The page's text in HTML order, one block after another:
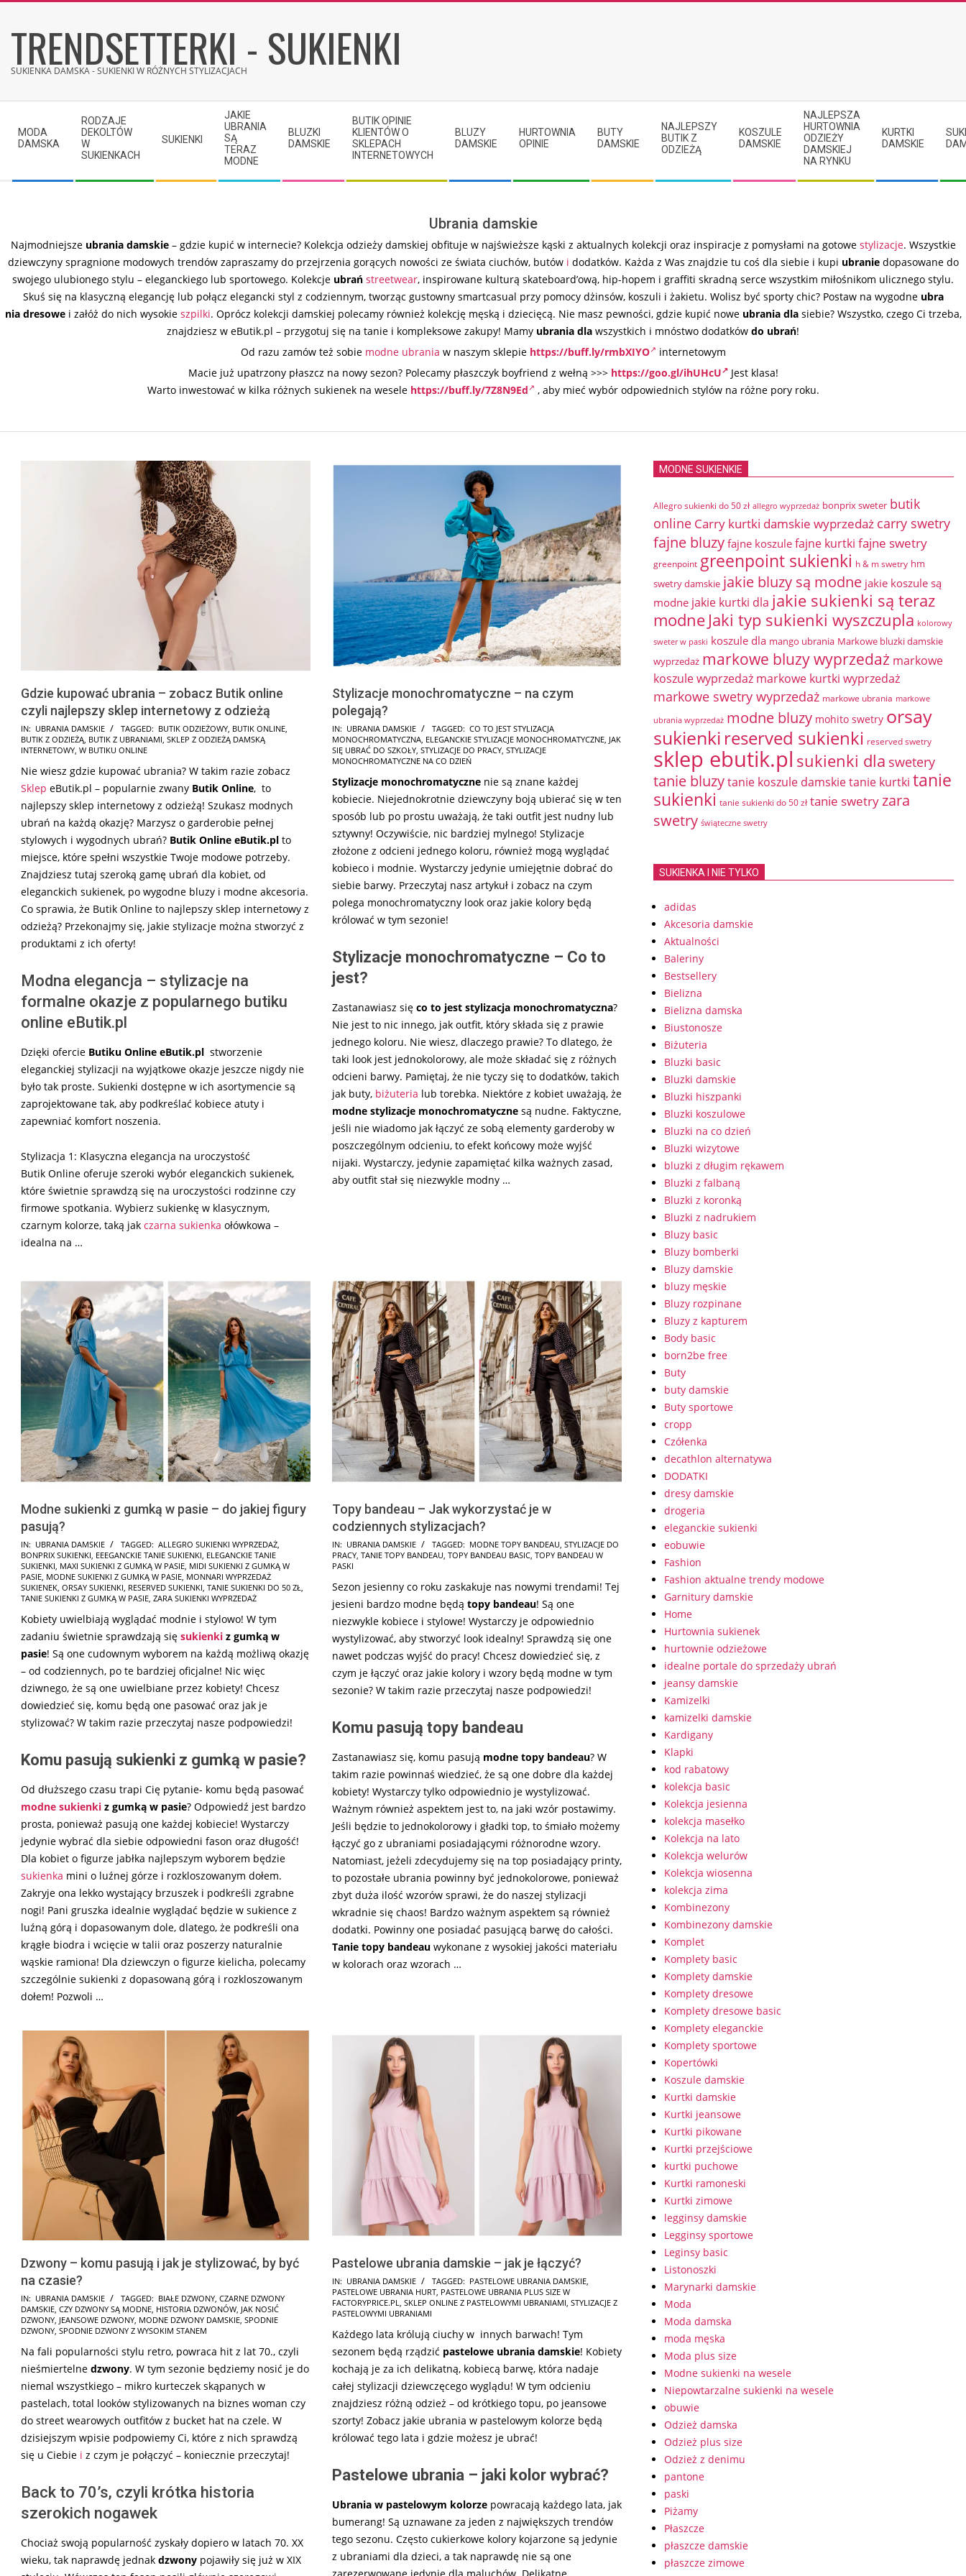
content
TRENDSETTERKI - SUKIENKI
SUKIENKA DAMSKA - SUKIENKI W RÓŻNYCH STYLIZACJACH
Navigation
Menu
MODA
DAMSKA
RODZAJE
DEKOLTÓW
W
SUKIENKACH
SUKIENKI
JAKIE
UBRANIA
SĄ
TERAZ
MODNE
BLUZKI
DAMSKIE
BUTIK OPINIE
KLIENTÓW O
SKLEPACH
INTERNETOWYCH
BLUZY
DAMSKIE
HURTOWNIA
OPINIE
BUTY
DAMSKIE
NAJLEPSZY
BUTIK Z
ODZIEŻĄ
KOSZULE
DAMSKIE
NAJLEPSZA
HURTOWNIA
ODZIEŻY
DAMSKIEJ
NA RYNKU
KURTKI
DAMSKIE
Ubrania damskie
Najmodniejsze ubrania damskie– gdzie kupić w internecie? Kolekcja odzieży damskiej obfituje w najświeższe kąski z aktualnych kolekcji oraz inspiracje z pomysłami na gotowe stylizacje. Wszystkie
dziewczyny spragnione modowych trendów zapraszamy do przejrzenia gorących nowości ze świata ciuchów, butów i dodatków. Każda z Was znajdzie tu coś dla siebie i kupi ubraniedopasowane do
swojego ulubionego stylu – eleganckiego lub sportowego. Kolekcje ubrań streetwear, inspirowane kulturą skateboard’ową, hip-hopem i graffiti skradną serce wszystkim miłośnikom ulicznego stylu.
Skuś się na klasyczną elegancję lub połącz elegancki styl z codziennym, tworząc gustowny smartcasual przy pomocy dżinsów, koszuli i żakietu. Wolisz być sporty chic? Postaw na wygodne ubra
nia dresowei załóż do nich wysokie szpilki. Oprócz kolekcji damskiej polecamy również kolekcję męską i dziecięcą. Nie masz pewności, gdzie kupić nowe ubrania dlasiebie? Wszystko, czego Ci trzeba,
znajdziesz w eButik.pl – przygotuj się na tanie i kompleksowe zakupy! Mamy ubrania dla wszystkich i mnóstwo dodatków do ubrań!
Od razu zamów też sobie modne ubrania w naszym sklepie https://buff.ly/rmbXIYO
internetowym
Macie już upatrzony płaszcz na nowy sezon? Polecamy płaszczyk boyfriend z wełną >>> https://goo.gl/ihUHcU Jest klasa!
Warto inwestować w kilka różnych sukienek na wesele https://buff.ly/7Z8N9Ed , aby mieć wybór odpowiednich stylów na różne pory roku.
Gdzie kupować ubrania – zobacz Butik online
czyli najlepszy sklep internetowy z odzieżą
2025-
12-
IN: UBRANIA DAMSKIE TAGGED: BUTIK ODZIEŻOWY, BUTIK ONLINE,
BUTIK Z ODZIEŻĄ, BUTIK Z UBRANIAMI, SKLEP Z ODZIEŻĄ DAMSKĄ
INTERNETOWY, W BUTIKU ONLINE
Nie wiesz gdzie kupować ubrania? W takim razie zobacz
Sklep eButik.pl – popularnie zwany Butik Online, to
najlepszy sklep internetowy z odzieżą! Szukasz modnych
ubrań na każdą okazję? Marzysz o garderobie pełnej
stylowych i wygodnych ubrań? Butik Online eButik.pl to
miejsce, które spełni wszystkie Twoje modowe potrzeby.
Znajdziesz tutaj szeroką gamę ubrań dla kobiet, od
eleganckich sukienek, po wygodne bluzy i modne akcesoria.
Co sprawia, że Butik Online to najlepszy sklep internetowy z
odzieżą? Przekonajmy się, jakie stylizacje można stworzyć z
produktami z ich oferty!
Modna elegancja – stylizacje na
formalne okazje z popularnego butiku
online eButik.pl
Dzięki ofercie Butiku Online eButik.pl stworzenie
eleganckiej stylizacji na wyjątkowe okazje jeszcze nigdy nie
było tak proste. Sukienki dostępne w ich asortymencie są
zaprojektowane tak, aby podkreślać kobiece atuty i
zapewniać komfort noszenia.
Stylizacja 1: Klasyczna elegancja na uroczystość
Butik Online oferuje szeroki wybór eleganckich sukienek,
które świetnie sprawdzą się na uroczystości rodzinne czy
firmowe spotkania. Wybierz sukienkę w klasycznym,
czarnym kolorze, taką jak czarna sukienka ołówkowa –
idealna na …
Stylizacje monochromatyczne – na czym
polegają?
2025-
08-
18
IN: UBRANIA DAMSKIE TAGGED: CO TO JEST STYLIZACJA
MONOCHROMATYCZNA, ELEGANCKIE STYLIZACJE MONOCHROMATYCZNE, JAK
SIĘ UBRAĆ DO SZKOŁY, STYLIZACJE DO PRACY, STYLIZACJE
MONOCHROMATYCZNE NA CO DZIEŃ
Stylizacje monochromatyczne nie są znane każdej
kobiecie. Niejednokrotnie dziewczyny boją ubierać się w ten
sposób lub po prostu uważają, że taki outfit jest nudny lub
sztywny! Oczywiście, nic bardziej mylnego! Stylizacje
złożone z odcieni jednego koloru, również mogą wyglądać
kobieco i modnie. Wystarczy jedynie umiejętnie dobrać do
siebie barwy. Przeczytaj nasz artykuł i zobacz na czym
polega monochromatyczny look oraz jakie kolory będą
królować w tym sezonie!
Stylizacje monochromatyczne – Co to
jest?
Zastanawiasz się co to jest stylizacja monochromatyczna?
Nie jest to nic innego, jak outfit, który składa się z prawie
jednego koloru. Nie wiesz, dlaczego prawie? To dlatego, że
taki look jest jednokolorowy, ale może składać się z różnych
odcieni barwy. Pamiętaj, że nie tyczy się to dodatków, takich
jak buty, biżuteria lub torebka. Niektóre z kobiet uważają, że
modne stylizacje monochromatyczne są nudne. Faktyczne,
jeśli nie wiadomo jak łączyć ze sobą elementy garderoby w
poszczególnym odcieniu, to efekt końcowy może wyjść
nijaki. Wystarczy, jedynie zapamiętać kilka ważnych zasad,
aby outfit stał się niezwykle modny …
Modne sukienki z gumką w pasie – do jakiej figury
pasują?
2025-
08-
16
IN: UBRANIA DAMSKIE TAGGED: ALLEGRO SUKIENKI WYPRZEDAŻ,
BONPRIX SUKIENKI, EEEGANCKIE TANIE SUKIENKI, ELEGANCKIE TANIE
SUKIENKI, MAXI SUKIENKI Z GUMKĄ W PASIE, MIDI SUKIENKI Z GUMKĄ W
PASIE, MODNE SUKIENKI Z GUMKĄ W PASIE, MONNARI WYPRZEDAŻ
SUKIENEK, ORSAY SUKIENKI, RESERVED SUKIENKI, TANIE SUKIENKI DO 50 ZŁ,
TANIE SUKIENKI Z GUMKĄ W PASIE, ZARA SUKIENKI WYPRZEDAŻ
Kobiety uwielbiają wyglądać modnie i stylowo! W tym
zadaniu świetnie sprawdzają się sukienki z gumką w
pasie! Są one cudownym wyborem na każdą możliwą okazję
– od codziennych, po te bardziej oficjalne! Nic więc
dziwnego, że są one uwielbiane przez kobiety! Chcesz
dowiedzieć się, komu będą one pasować oraz jak je
stylizować? W takim razie przeczytaj nasze podpowiedzi!
Komu pasują sukienki z gumką w pasie?
Od dłuższego czasu trapi Cię pytanie- komu będą pasować
modne sukienki z gumką w pasie? Odpowiedź jest bardzo
prosta, ponieważ pasują one każdej kobiecie! Wystarczy
jedynie wybrać dla siebie odpowiedni fason oraz długość!
Dla kobiet o figurze jabłka najlepszym wyborem będzie
sukienka mini o luźnej górze i rozkloszowanym dołem.
Zakryje ona lekko wystający brzuszek i podkreśli zgrabne
nogi! Pani gruszka idealnie wyglądać będzie w sukience z
luźną górą i dopasowanym dole, dlatego, że podkreśli ona
krągłe biodra i wcięcie w talii oraz poszerzy naturalnie
wąskie ramiona! Dla dziewczyn o figurze kielicha, polecamy
szczególnie sukienki z dopasowaną górą i rozkloszowanym
dołem! Pozwoli …
Topy bandeau – Jak wykorzystać je w
codziennych stylizacjach?
2025-
08-
IN: UBRANIA DAMSKIE TAGGED: MODNE TOPY BANDEAU, STYLIZACJE DO
PRACY, TANIE TOPY BANDEAU, TOPY BANDEAU BASIC, TOPY BANDEAU W
PASKI
Sezon jesienny co roku zaskakuje nas nowymi trendami! Tej
jesieni bardzo modne będą topy bandeau! Są one
niezwykle kobiece i stylowe! Wystarczy je odpowiednio
wystylizować, aby stworzyć look idealny! Sprawdzą się one
nawet podczas wyjść do pracy! Chcesz dowiedzieć się, z
czym je łączyć oraz jakie kolory i wzory będą modne w tym
sezonie? W takim razie przeczytaj nasze podpowiedzi!
Komu pasują topy bandeau
Zastanawiasz się, komu pasują modne topy bandeau? W
takim razie powinnaś wiedzieć, że są one dobre dla każdej
kobiety! Wystarczy tylko odpowiednio je wystylizować.
Ważnym również aspektem jest to, na jaki wzór postawimy.
Jeśli będzie to jednokolorowy i gładki top, to śmiało możemy
łączyć go z ubraniami posiadającymi różnorodne wzory.
Natomiast, jeżeli zdecydujemy się na top posiadający printy,
to pozostałe ubrania powinny być jednokolorowe, ponieważ
zbyt duża ilość wzorów sprawi, że do naszej stylizacji
wkradnie się chaos! Bardzo ważnym aspektem są również
dodatki. Powinny one posiadać pasującą barwę do całości.
Tanie topy bandeau wykonane z wysokiej jakości materiału
w kolorach oraz wzorach …
Dzwony – komu pasują i jak je stylizować, by być
na czasie?
2025-
07-
30
IN: UBRANIA DAMSKIE TAGGED: BIAŁE DZWONY, CZARNE DZWONY
DAMSKIE, CZY DZWONY SĄ MODNE, HISTORIA DZWONÓW, JAK NOSIĆ
DZWONY, JEANSOWE DZWONY, MODNE DZWONY DAMSKIE, SPODNIE
DZWONY, SPODNIE DZWONY Z WYSOKIM STANEM
Na fali popularności stylu retro, powraca hit z lat 70., czyli
nieśmiertelne dzwony. W tym sezonie będziemy nosić je do
niemal wszystkiego – mikro kurteczek skąpanych w
pastelach, total looków stylizowanych na biznes woman czy
do street wearowych outfitów z bucket hat na czele. W
dzisiejszym wpisie podpowiemy Ci, które z nich sprawdzą
się u Ciebie i z czym je połączyć – koniecznie przeczytaj!
Back to 70’s, czyli krótka historia
szerokich nogawek
Chociaż swoją popularność zyskały dopiero w latach 70. XX
wieku, tak naprawdę jednak dzwony pojawiły się już w XIX
Pastelowe ubrania damskie – jak je łączyć?
2025-
07-
29
IN: UBRANIA DAMSKIE TAGGED: PASTELOWE UBRANIA DAMSKIE,
PASTELOWE UBRANIA HURT, PASTELOWE UBRANIA PLUS SIZE W
FACTORYPRICE.PL, SKLEP ONLINE Z PASTELOWYMI UBRANIAMI, STYLIZACJE Z
PASTELOWYMI UBRANIAMI
Każdego lata królują ciuchy w innych barwach! Tym
sezonem będą rządzić pastelowe ubrania damskie! Kobiety
kochają je za ich delikatną, kobiecą barwę, która nadaje
całej stylizacji dziewczęcego wyglądu! W tym odcieniu
znajdziesz różną odzież – od krótkiego topu, po jeansowe
szorty! Zobacz jakie ubrania w pastelowym kolorze będą
królować tego lata i gdzie możesz je ubrać!
Pastelowe ubrania – jaki kolor wybrać?
Ubrania w pastelowym kolorze powracają każdego lata, jak
bumerang! Są uznawane za jeden z największych trendów
tego sezonu. Często cukierkowe kolory kojarzone są jedynie
z ubraniami dla dzieci, a tak naprawdę nie są one
MODNE SUKIENKIE
Allegro sukienki do 50 zł allegro wyprzedaż bonprix sweter butik
online Carry kurtki damskie wyprzedaż carry swetry
fajne bluzy fajne koszule fajne kurtki fajne swetry
greenpoint greenpoint sukienki h & m swetry hm
swetry damskie jakie bluzy są modne jakie koszule są
modne jakie kurtki dla jakie sukienki są teraz
modneJaki typ sukienki wyszczupla kolorowy
sweter w paski koszule dla mango ubrania Markowe bluzki damskie
wyprzedaż markowe bluzy wyprzedaż markowe
koszule wyprzedaż markowe kurtki wyprzedaż
markowe swetry wyprzedaż markowe ubrania markowe
ubrania wyprzedaż modne bluzy mohito swetry orsay
sukienki reserved sukienki reserved swetry
sklep ebutik.pl sukienki dla swetery
tanie bluzytanie koszule damskietanie kurtki tanie
sukienki tanie sukienki do 50 zł tanie swetryzara
swetry świąteczne swetry
SUKIENKA I NIE TYLKO
adidas
Akcesoria damskie
Aktualności
Baleriny
Bestsellery
Bielizna
Bielizna damska
Biustonosze
Biżuteria
Bluzki basic
Bluzki damskie
Bluzki hiszpanki
Bluzki koszulowe
Bluzki na co dzień
Bluzki wizytowe
bluzki z długim rękawem
Bluzki z falbaną
Bluzki z koronką
Bluzki z nadrukiem
Bluzy basic
Bluzy bomberki
Bluzy damskie
bluzy męskie
Bluzy rozpinane
Bluzy z kapturem
Body basic
born2be free
Buty
buty damskie
Buty sportowe
cropp
Czółenka
decathlon alternatywa
DODATKI
dresy damskie
drogeria
eleganckie sukienki
eobuwie
Fashion
Fashion aktualne trendy modowe
Garnitury damskie
Home
Hurtownia sukienek
hurtownie odzieżowe
idealne portale do sprzedaży ubrań
jeansy damskie
Kamizelki
kamizelki damskie
Kardigany
Klapki
kod rabatowy
kolekcja basic
Kolekcja jesienna
kolekcja masełko
Kolekcja na lato
Kolekcja welurów
Kolekcja wiosenna
kolekcja zima
Kombinezony
Kombinezony damskie
Komplet
Komplety basic
Komplety damskie
Komplety dresowe
Komplety dresowe basic
Komplety eleganckie
Komplety sportowe
Kopertówki
Koszule damskie
Kurtki damskie
Kurtki jeansowe
Kurtki pikowane
Kurtki przejściowe
kurtki puchowe
Kurtki ramoneski
Kurtki zimowe
legginsy damskie
Legginsy sportowe
Leginsy basic
Listonoszki
Marynarki damskie
Moda
Moda damska
moda męska
Moda plus size
Modne sukienki na wesele
Niepowtarzalne sukienki na wesele
obuwie
Odzież damska
Odzież plus size
Odzież z denimu
pantone
paski
Piżamy
Płaszcze
płaszcze damskie
płaszcze zimowe